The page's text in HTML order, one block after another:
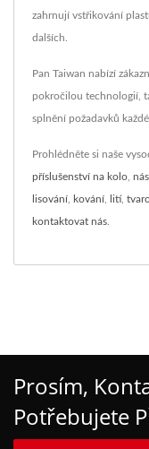
zahrnují vstřikování
dalších.
Pan Taiwan nabízí
pokročilou technologií,
splnění požadavků
Prohlédněte si naše
příslušenství na kolo
lisování kování lití
kontaktovat nás
Prosím,
Potřebujete